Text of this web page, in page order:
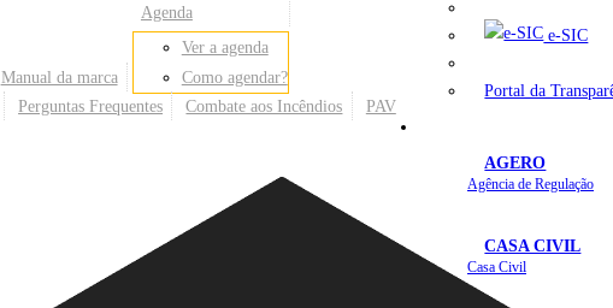
e-SIC
Portal da
AGERO
Agência de Regulação
CASA CIVIL
Casa Civil
Manual da marca
Agenda
Ver a agenda
Como agendar?
Perguntas Frequentes Combate aos Incêndios PAV